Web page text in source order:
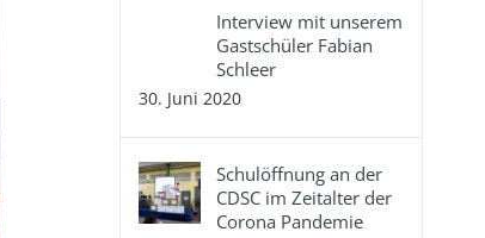
Interview mit unserem
Gastschüler Fabian
Schleer
30. Juni 2020
Schulöffnung an der
CDSC im Zeitalter der
Corona Pandemie